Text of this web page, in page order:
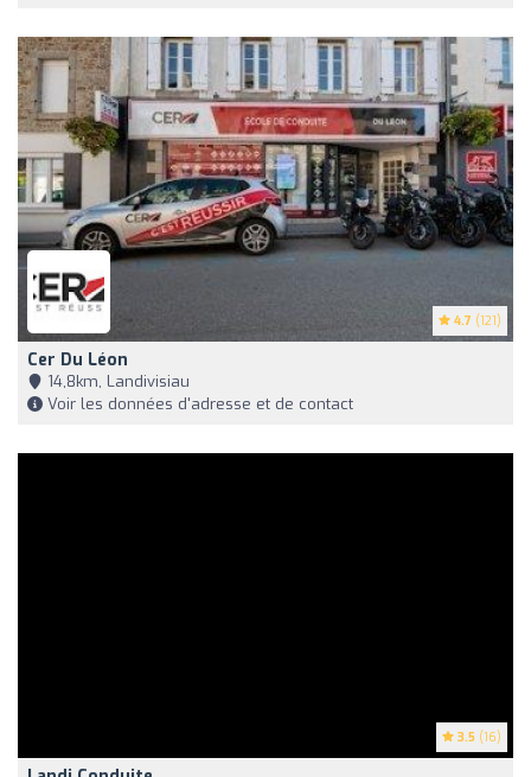
4.7 (121)
Cer Du Léon
14,8km, Landivisiau
Voir les données d'adresse et de contact
3.5 (16)